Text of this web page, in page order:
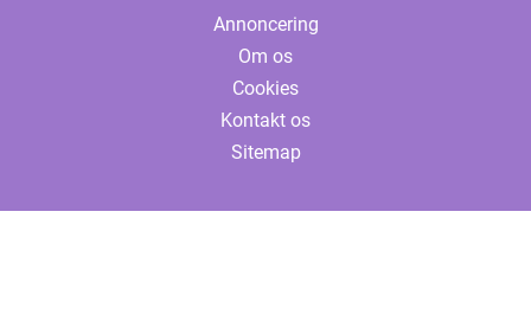
Annoncering
Om os
Cookies
Kontakt os
Sitemap